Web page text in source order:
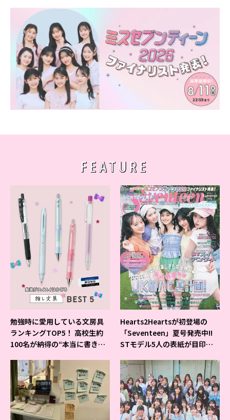
FEATURE
勉強時に愛用している文房具
ランキングTOP5！ 高校生約
100名が納得の“本当に書きや
Hearts2Heartsが初登場の
「Seventeen」夏号発売中!!
STモデル5人の表紙が目印だ